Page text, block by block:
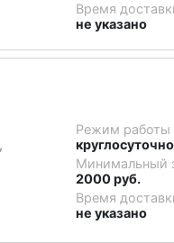
Время
не указано
,
Режим работы
круглосуточно
Минимальный
2000 руб.
Время
не указано